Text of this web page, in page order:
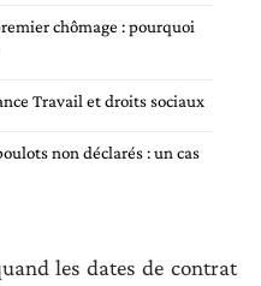
chômage : pourquoi
Travail et droits sociaux
non déclarés : un cas
les dates de contrat